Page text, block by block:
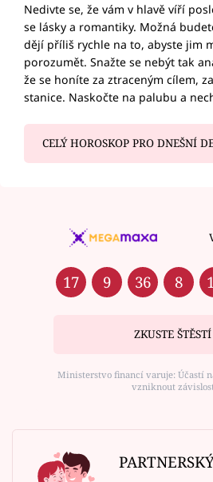
Nedivte se, že vám v hlavě víří
se lásky a romantiky. Možná
dějí příliš rychle na to, abyste jim
porozumět. Snažte se nebýt tak
že se honíte za ztraceným cílem,
stanice. Naskočte na palubu a
CELÝ HOROSKOP PRO DNEŠNÍ
17 9 36 8
ZKUSTE ŠTĚSTÍ
Ministerstvo financí varuje: Účastí
vzniknout